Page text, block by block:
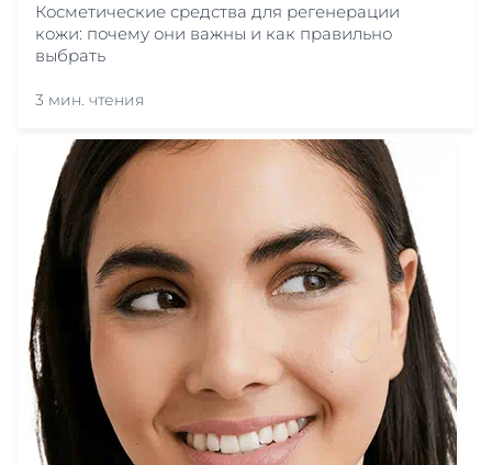
Косметические средства для регенерации
кожи: почему они важны и как правильно
выбрать
3 мин. чтения